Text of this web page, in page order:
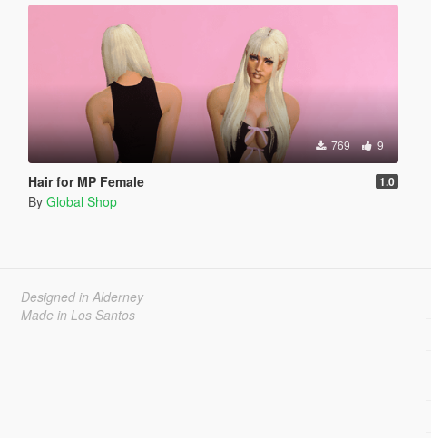
769 9
Hair for MP Female 1.0
By Global Shop
Designed in Alderney
Made in Los Santos